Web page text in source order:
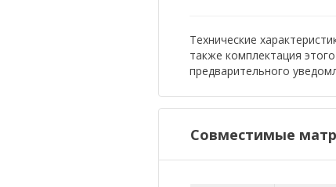
Технические
также комплектация
предварительного
Совместимые